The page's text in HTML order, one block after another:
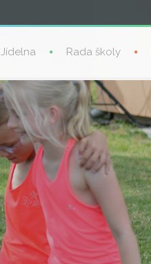
Jídelna Rada školy